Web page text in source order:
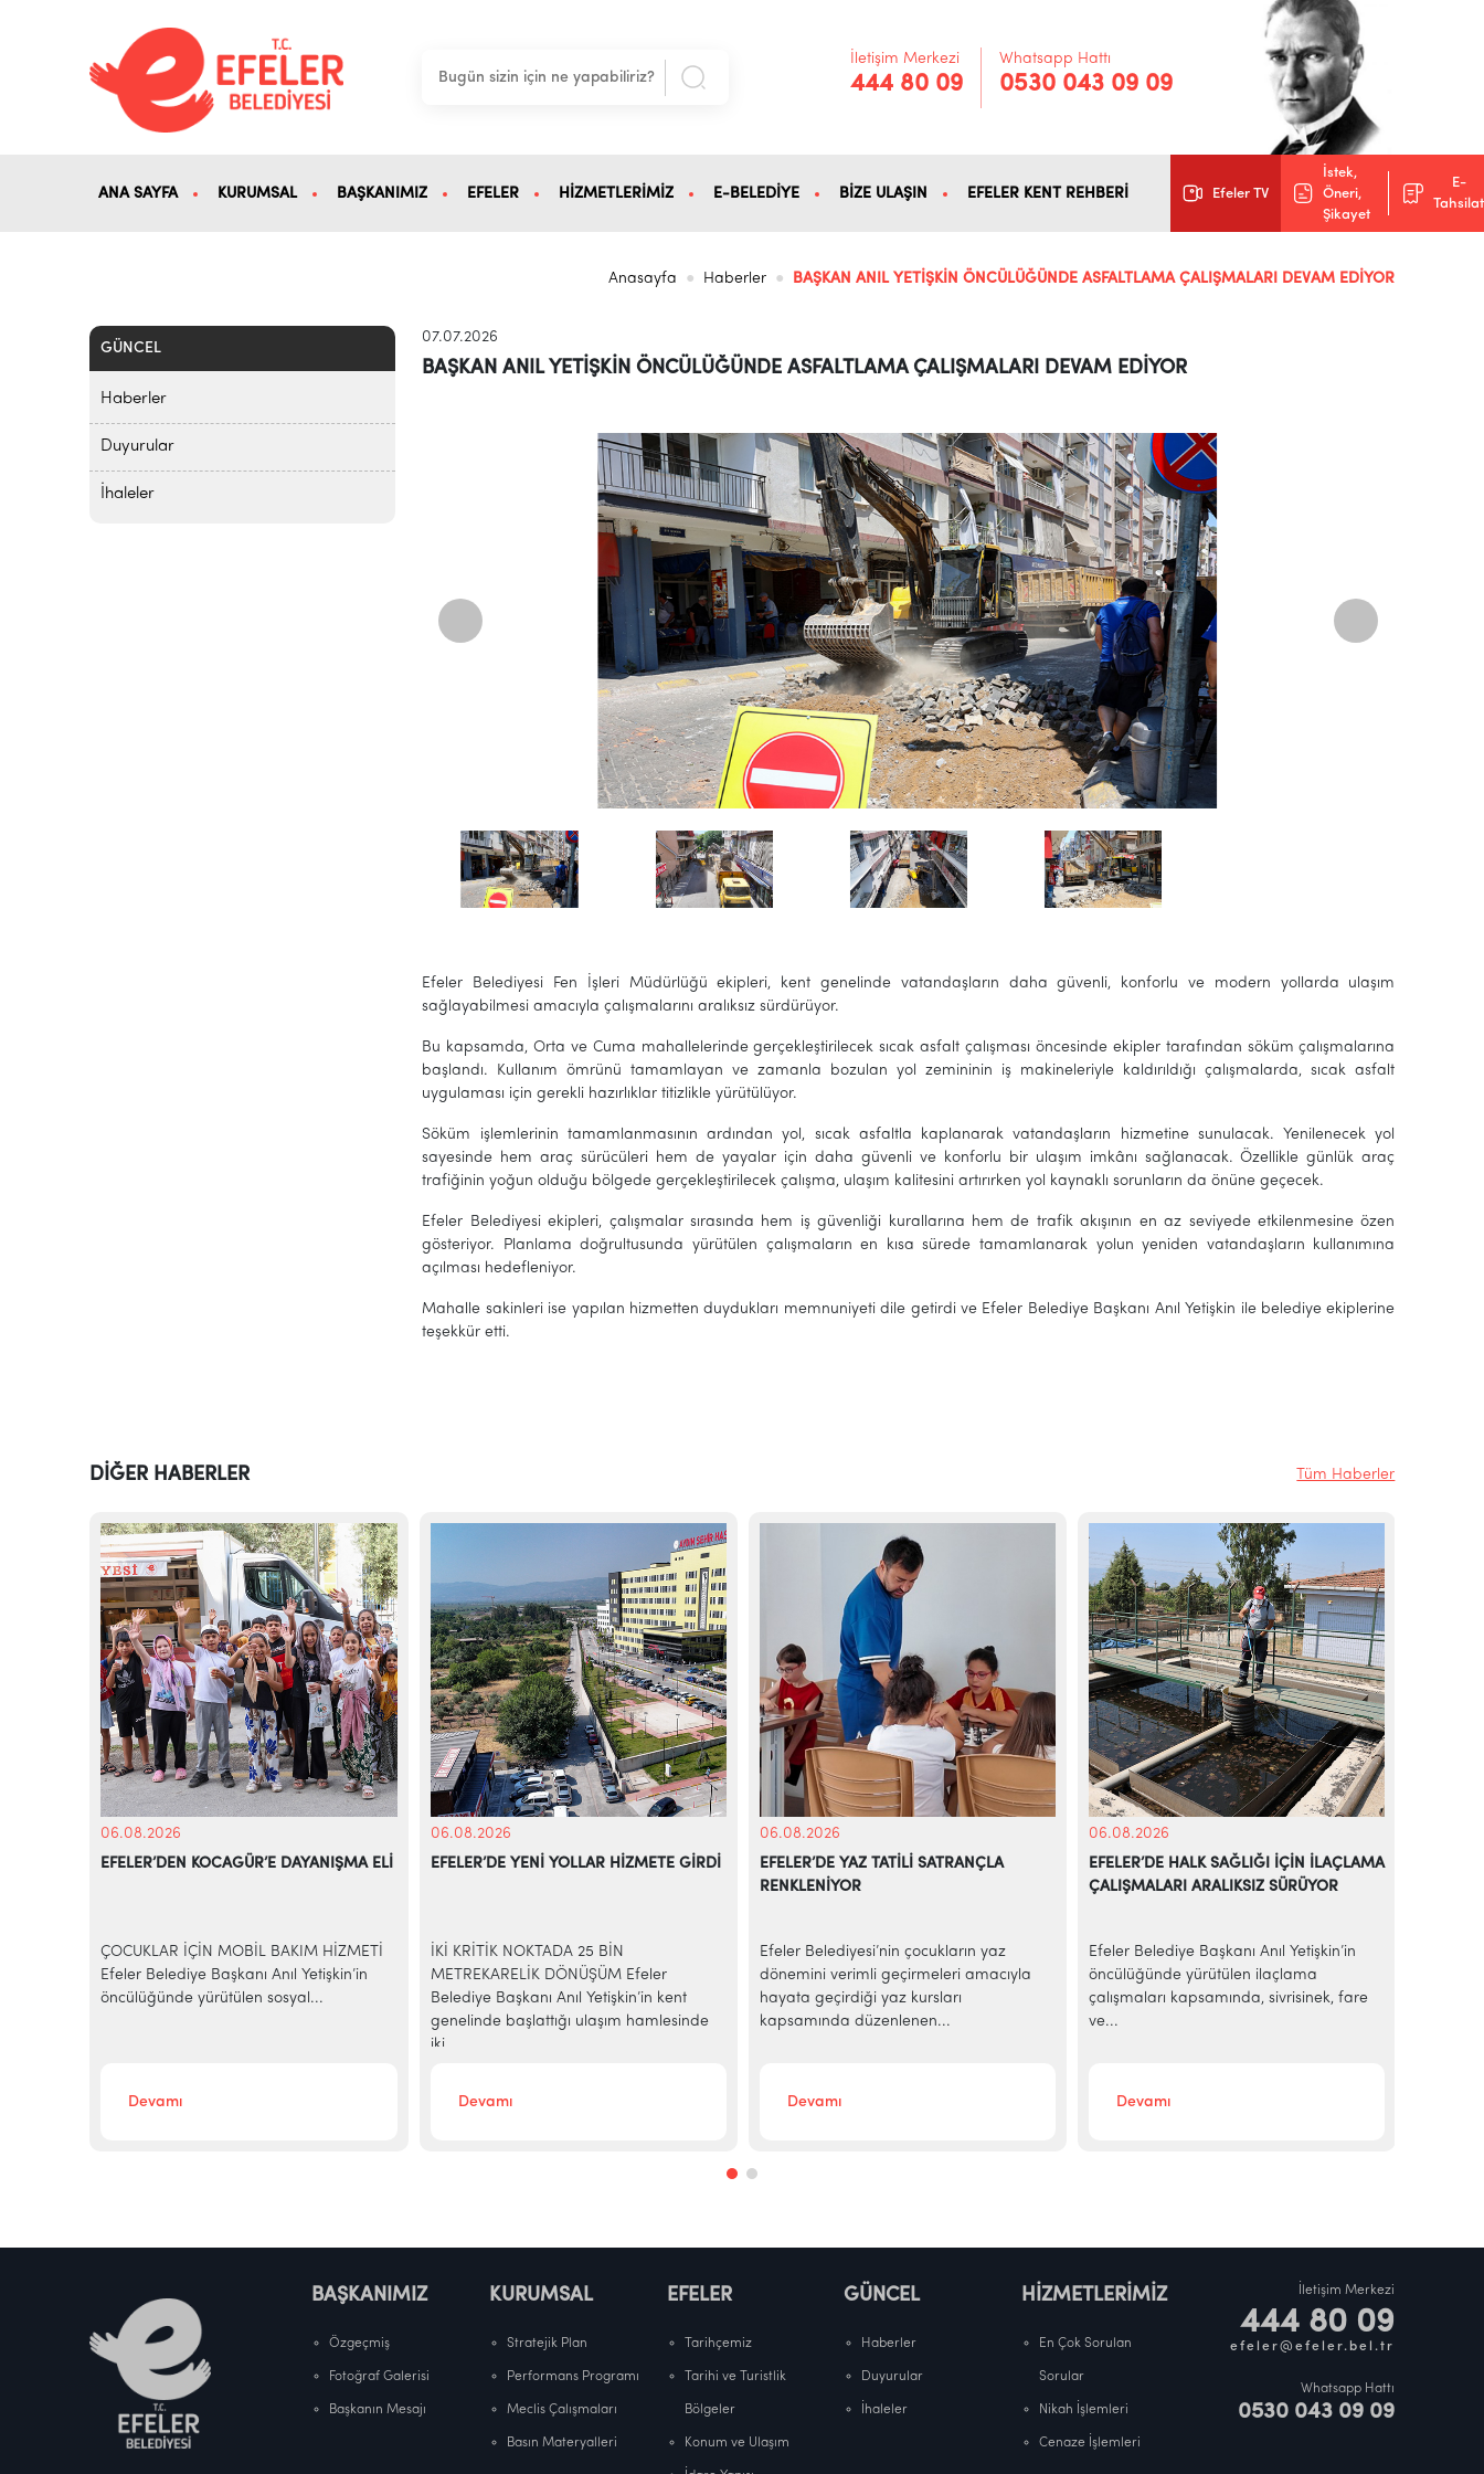
İletişim Merkezi
444 80 09
Whatsapp Hattı
0530 043 09 09
ANA SAYFA KURUMSAL BAŞKANIMIZ EFELER HİZMETLERİMİZ E-BELEDİYE BİZE ULAŞIN EFELER KENT REHBERİ Efeler TV
İstek,
Öneri,
Şikayet
E-
Tahsilat
Anasayfa Haberler BAŞKAN ANIL YETİŞKİN ÖNCÜLÜĞÜNDE ASFALTLAMA ÇALIŞMALARI DEVAM EDİYOR
GÜNCEL
Haberler
Duyurular
İhaleler
07.07.2026
BAŞKAN ANIL YETİŞKİN ÖNCÜLÜĞÜNDE ASFALTLAMA ÇALIŞMALARI DEVAM EDİYOR
Efeler Belediyesi Fen İşleri Müdürlüğü ekipleri, kent genelinde vatandaşların daha güvenli, konforlu ve modern yollarda ulaşım
sağlayabilmesi amacıyla çalışmalarını aralıksız sürdürüyor.
Bu kapsamda, Orta ve Cuma mahallelerinde gerçekleştirilecek sıcak asfalt çalışması öncesinde ekipler tarafından söküm çalışmalarına
başlandı. Kullanım ömrünü tamamlayan ve zamanla bozulan yol zemininin iş makineleriyle kaldırıldığı çalışmalarda, sıcak asfalt
uygulaması için gerekli hazırlıklar titizlikle yürütülüyor.
Söküm işlemlerinin tamamlanmasının ardından yol, sıcak asfaltla kaplanarak vatandaşların hizmetine sunulacak. Yenilenecek yol
sayesinde hem araç sürücüleri hem de yayalar için daha güvenli ve konforlu bir ulaşım imkânı sağlanacak. Özellikle günlük araç
trafiğinin yoğun olduğu bölgede gerçekleştirilecek çalışma, ulaşım kalitesini artırırken yol kaynaklı sorunların da önüne geçecek.
Efeler Belediyesi ekipleri, çalışmalar sırasında hem iş güvenliği kurallarına hem de trafik akışının en az seviyede etkilenmesine özen
gösteriyor. Planlama doğrultusunda yürütülen çalışmaların en kısa sürede tamamlanarak yolun yeniden vatandaşların kullanımına
açılması hedefleniyor.
Mahalle sakinleri ise yapılan hizmetten duydukları memnuniyeti dile getirdi ve Efeler Belediye Başkanı Anıl Yetişkin ile belediye ekiplerine
teşekkür etti.
DİĞER HABERLER Tüm Haberler
06.08.2026
EFELER’DEN KOCAGÜR’E DAYANIŞMA ELİ
ÇOCUKLAR İÇİN MOBİL BAKIM HİZMETİ
Efeler Belediye Başkanı Anıl Yetişkin’in
öncülüğünde yürütülen sosyal...
Devamı
06.08.2026
EFELER’DE YENİ YOLLAR HİZMETE GİRDİ
İKİ KRİTİK NOKTADA 25 BİN
METREKARELİK DÖNÜŞÜM Efeler
Belediye Başkanı Anıl Yetişkin’in kent
genelinde başlattığı ulaşım hamlesinde
iki...
Devamı
06.08.2026
EFELER’DE YAZ TATİLİ SATRANÇLA
RENKLENİYOR
Efeler Belediyesi’nin çocukların yaz
dönemini verimli geçirmeleri amacıyla
hayata geçirdiği yaz kursları
kapsamında düzenlenen...
Devamı
06.08.2026
EFELER’DE HALK SAĞLIĞI İÇİN İLAÇLAMA
ÇALIŞMALARI ARALIKSIZ SÜRÜYOR
Efeler Belediye Başkanı Anıl Yetişkin’in
öncülüğünde yürütülen ilaçlama
çalışmaları kapsamında, sivrisinek, fare
ve...
Devamı
BAŞKANIMIZ
Özgeçmiş
Fotoğraf Galerisi
Başkanın Mesajı
KURUMSAL
Stratejik Plan
Performans Programı
Meclis Çalışmaları
Basın Materyalleri
EFELER
Tarihçemiz
Tarihi ve Turistlik
Bölgeler
Konum ve Ulaşım
GÜNCEL
Haberler
Duyurular
İhaleler
HİZMETLERİMİZ
En Çok Sorulan
Sorular
Nikah İşlemleri
Cenaze İşlemleri
İletişim Merkezi
444 80 09
efeler@efeler.bel.tr
Whatsapp Hattı
0530 043 09 09